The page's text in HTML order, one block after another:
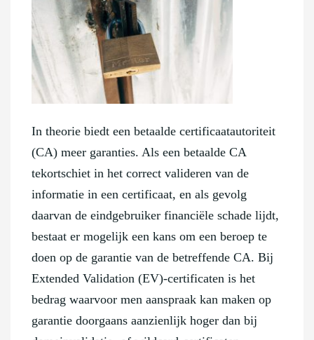
In theorie biedt een betaalde certificaatautoriteit
(CA) meer garanties. Als een betaalde CA
tekortschiet in het correct valideren van de
informatie in een certificaat, en als gevolg
daarvan de eindgebruiker financiële schade lijdt,
bestaat er mogelijk een kans om een beroep te
doen op de garantie van de betreffende CA. Bij
Extended Validation (EV)-certificaten is het
bedrag waarvoor men aanspraak kan maken op
garantie doorgaans aanzienlijk hoger dan bij